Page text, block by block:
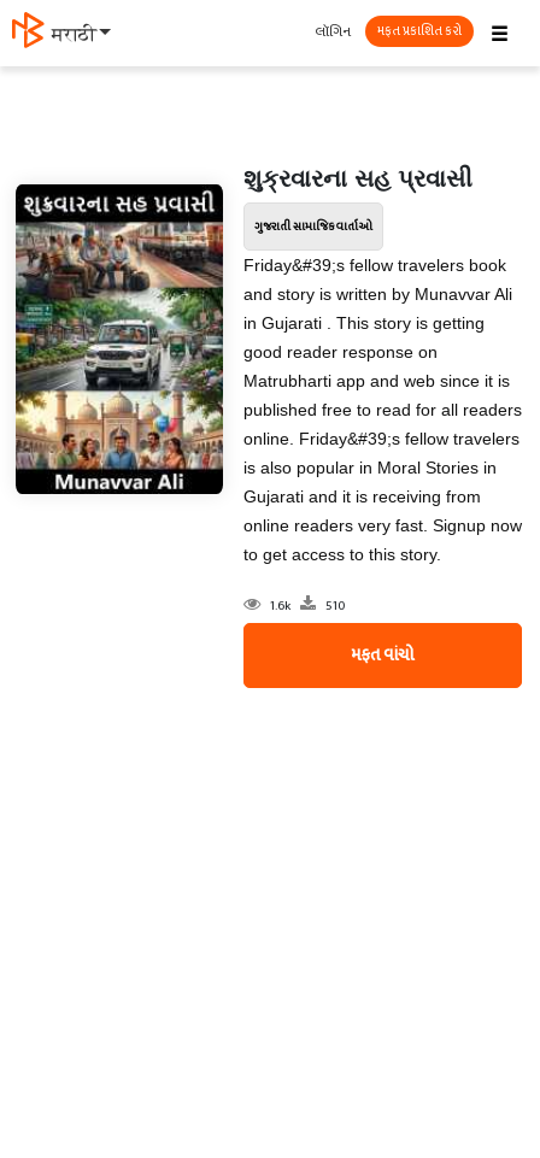
मराठी ☰
લૉગિન મફત પ્રકાશિત કરો
શુક્રવારના સહ પ્રવાસી
ગુજરાતી સામાજિક વાર્તાઓ
Friday&#39;s fellow travelers book
and story is written by Munavvar Ali
in Gujarati . This story is getting
good reader response on
Matrubharti app and web since it is
published free to read for all readers
online. Friday&#39;s fellow travelers
is also popular in Moral Stories in
Gujarati and it is receiving from
online readers very fast. Signup now
to get access to this story.
1.6k 510
મફત વાંચો